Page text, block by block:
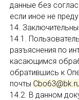
данные без
если иное не
14.
14.1.
разъяснения по
касающимся
обратившись к
почты Cbo63@bk.ru
14.2. В данном